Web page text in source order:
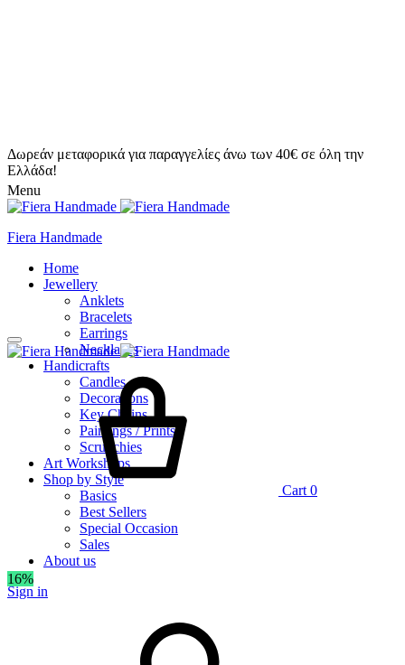
Δωρεάν μεταφορικά για παραγγελίες άνω των 40€ σε όλη την
Ελλάδα!
Menu
Fiera Handmade
Home
Jewellery
Anklets
Bracelets
Earrings
Necklaces
Handicrafts
Candles
Decorations
Key Chains
Paintings / Prints
Scrunchies
Art Workshops
Shop by Style
Basics
Best Sellers
Special Occasion
Sales
About us
Sign in
Cart 0
16%